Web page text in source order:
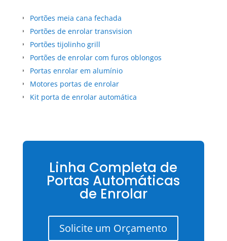
Portões meia cana fechada
Portões de enrolar transvision
Portões tijolinho grill
Portões de enrolar com furos oblongos
Portas enrolar em alumínio
Motores portas de enrolar
Kit porta de enrolar automática
Linha Completa de
Portas Automáticas
de Enrolar
Solicite um Orçamento